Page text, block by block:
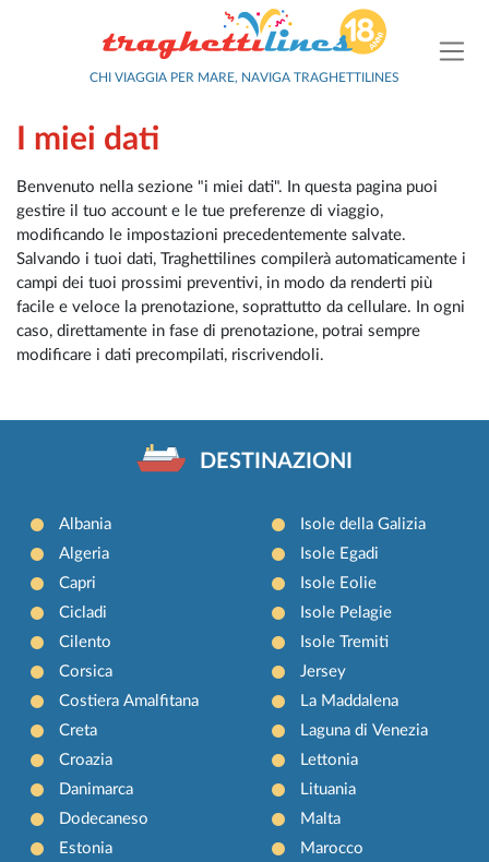
CHI VIAGGIA PER MARE, NAVIGA TRAGHETTILINES
I miei dati
Benvenuto nella sezione "i miei dati". In questa pagina puoi
gestire il tuo account e le tue preferenze di viaggio,
modificando le impostazioni precedentemente salvate.
Salvando i tuoi dati, Traghettilines compilerà automaticamente i
campi dei tuoi prossimi preventivi, in modo da renderti più
facile e veloce la prenotazione, soprattutto da cellulare. In ogni
caso, direttamente in fase di prenotazione, potrai sempre
modificare i dati precompilati, riscrivendoli.
DESTINAZIONI
Albania
Algeria
Capri
Cicladi
Cilento
Corsica
Costiera Amalfitana
Creta
Croazia
Danimarca
Dodecaneso
Estonia
Isole della Galizia
Isole Egadi
Isole Eolie
Isole Pelagie
Isole Tremiti
Jersey
La Maddalena
Laguna di Venezia
Lettonia
Lituania
Malta
Marocco